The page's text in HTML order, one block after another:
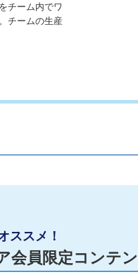
チーム内でワ
チームの生産
ススメ！
会員限定コンテ